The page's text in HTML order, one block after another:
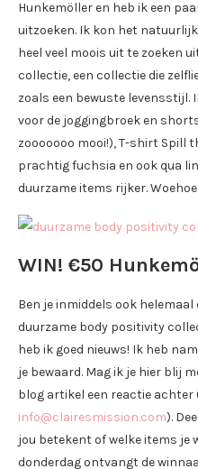
Hunkemöller en heb ik een
uitzoeken. Ik kon het
heel veel moois uit te zoeken
collectie, een collectie die
zoals een bewuste levensstijl.
voor de joggingbroek en
zooooooo mooi!), T-shirt Spill
prachtig fuchsia en ook qua
duurzame items rijker.
WIN! €50
Ben je inmiddels ook
duurzame body positivity
heb ik goed nieuws! Ik heb
je bewaard. Mag ik je hier blij
blog artikel een reactie achter
info@clairesmission.com).
jou betekent of welke items je
donderdag ontvangt de